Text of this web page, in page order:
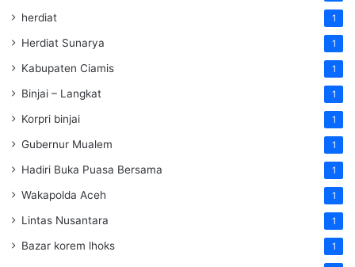
herdiat 1
Herdiat Sunarya 1
Kabupaten Ciamis 1
Binjai – Langkat 1
Korpri binjai 1
Gubernur Mualem 1
Hadiri Buka Puasa Bersama 1
Wakapolda Aceh 1
Lintas Nusantara 1
Bazar korem lhoks 1